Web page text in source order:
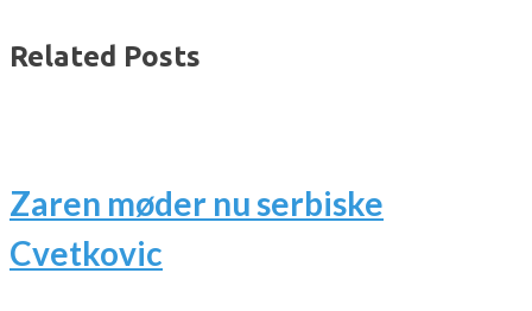
Related Posts
Zaren møder nu serbiske
Cvetkovic